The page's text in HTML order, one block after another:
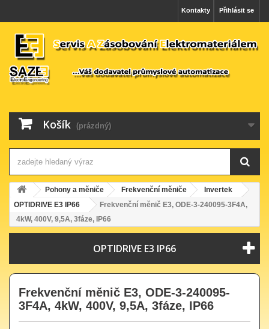
Přihlásit se
Kontakty
Košík (prázdný)
Pohony a měniče Frekvenční měniče
Invertek
OPTIDRIVE E3 IP66
Frekvenční měnič E3, ODE-3-240095-3F4A,
4kW, 400V, 9,5A, 3fáze, IP66
OPTIDRIVE E3 IP66
Frekvenční měnič E3, ODE-3-240095-
3F4A, 4kW, 400V, 9,5A, 3fáze, IP66